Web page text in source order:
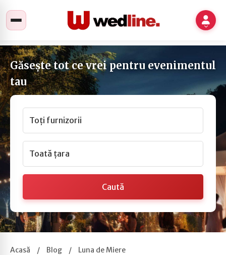
Găsește tot ce vrei pentru evenimentul
tau
Toți furnizorii
Toată țara
Caută
Acasă / Blog / Luna de Miere